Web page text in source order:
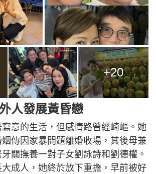
+20
人發展黃昏戀
意的生活，但感情路曾經崎嶇。她
傳因家暴問題離婚收場，其後母兼
關撫養一對子女劉詠詩和劉德權。
成人，她終於放下重擔，早前被好